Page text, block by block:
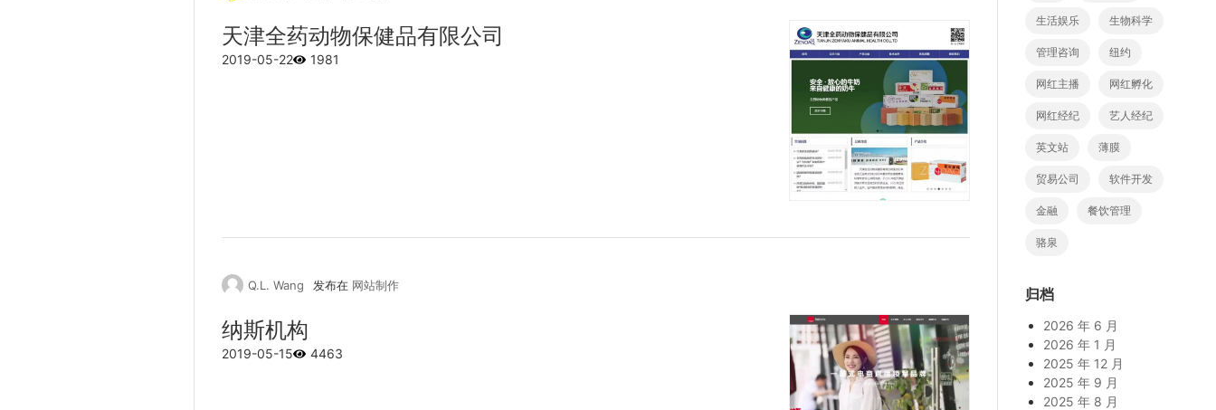
天津全药动物保健品有限公司
2019-05-22 1981
Q.L. Wang 发布在 网站制作
纳斯机构
2019-05-15 4463
生活娱乐 生物科学
管理咨询 纽约
网红主播 网红孵化
网红经纪 艺人经纪
英文站 薄膜
贸易公司 软件开发
金融 餐饮管理
骆泉
归档
2026 年 6 月
2026 年 1 月
2025 年 12 月
2025 年 9 月
2025 年 8 月